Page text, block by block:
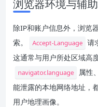
浏览器环境与辅
除IP和账户信息外，浏览
索。
Accept-Language 请
这通常与用户所处区域高
navigator.language
属性
能泄露的本地网络地址，
用户地理画像。